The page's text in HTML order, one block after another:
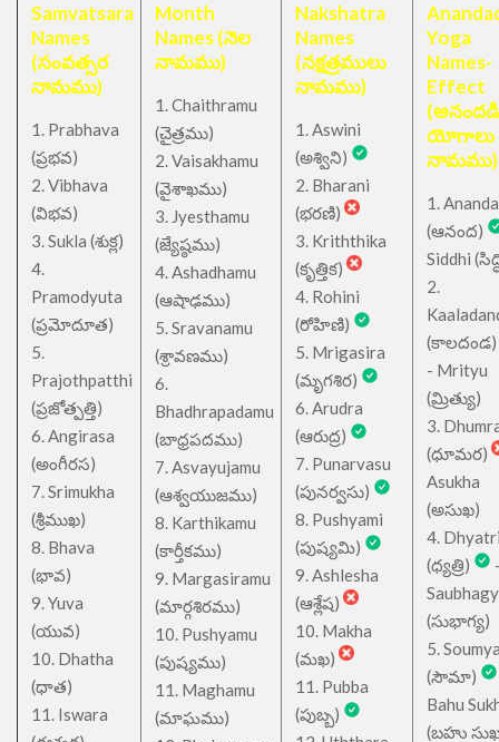
Samvatsara
Names
(సంవత్సర
నామము)
1. Prabhava
(ప్రభవ)
2. Vibhava
(విభవ)
3. Sukla (శుక్ల)
4.
Pramodyuta
(ప్రమోదూత)
5.
Prajothpatthi
(ప్రజోత్పత్తి)
6. Angirasa
(అంగీరస)
7. Srimukha
(శ్రీముఖ)
8. Bhava
(భావ)
9. Yuva
(యువ)
10. Dhatha
(ధాత)
11. Iswara
Month
Names (నెల
నామము)
1. Chaithramu
(చైత్రము)
2. Vaisakhamu
(వైశాఖము)
3. Jyesthamu
(జ్యేష్ఠము)
4. Ashadhamu
(ఆషాఢము)
5. Sravanamu
(శ్రావణము)
6.
Bhadhrapadamu
(బాధ్రపదము)
7. Asvayujamu
(ఆశ్వయుజము)
8. Karthikamu
(కార్తీకము)
9. Margasiramu
(మార్గశిరము)
10. Pushyamu
(పుష్యము)
11. Maghamu
(మాఘము)
Nakshatra
Names
(నక్షత్రములు
నామము)
1. Aswini
(అశ్విని)
2. Bharani
(భరణి)
3. Kriththika
(కృత్తిక)
4. Rohini
(రోహిణి)
5. Mrigasira
(మృగశిర)
6. Arudra
(ఆరుద్ర)
7. Punarvasu
(పునర్వసు)
8. Pushyami
(పుష్యమి)
9. Ashlesha
(ఆశ్లేష)
10. Makha
(మఖ)
11. Pubba
(పుబ్బ)
Yoga
Names-
Effect
(అనందడి
యోగాలు
నామము)
1. Ananda
(ఆనంద)
Siddhi
2.
(కాలదండ)
- Mrityu
(మ్రిత్యు)
3.
(ధూమర)
Asukha
(అసుఖ)
4.
(ధ్యత్రి)
(సుభాగ్య)
5.
(సౌమా)
Bahu
(బహు